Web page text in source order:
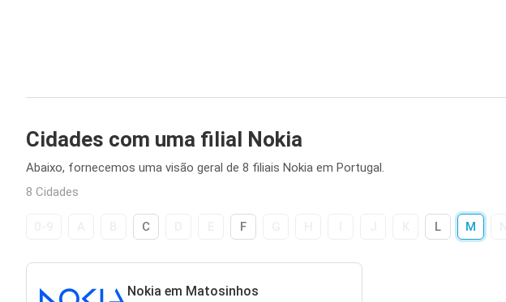
Cidades com uma filial Nokia
Abaixo, fornecemos uma visão geral de 8 filiais Nokia em Portugal.
8 Cidades
C F L M
Nokia em Matosinhos